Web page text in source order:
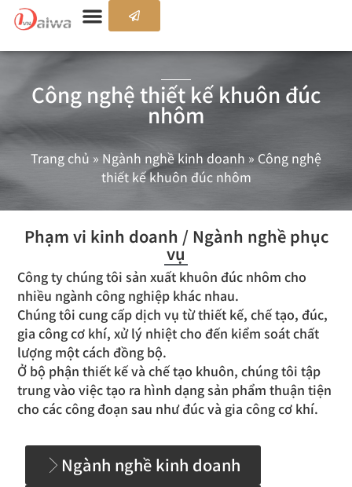
Công nghệ thiết kế khuôn đúc
nhôm
Trang chủ » Ngành nghề kinh doanh » Công nghệ
thiết kế khuôn đúc nhôm
Phạm vi kinh doanh / Ngành nghề phục
vụ
Công ty chúng tôi sản xuất khuôn đúc nhôm cho
nhiều ngành công nghiệp khác nhau.
Chúng tôi cung cấp dịch vụ từ thiết kế, chế tạo, đúc,
gia công cơ khí, xử lý nhiệt cho đến kiểm soát chất
lượng một cách đồng bộ.
Ở bộ phận thiết kế và chế tạo khuôn, chúng tôi tập
trung vào việc tạo ra hình dạng sản phẩm thuận tiện
cho các công đoạn sau như đúc và gia công cơ khí.
Ngành nghề kinh doanh